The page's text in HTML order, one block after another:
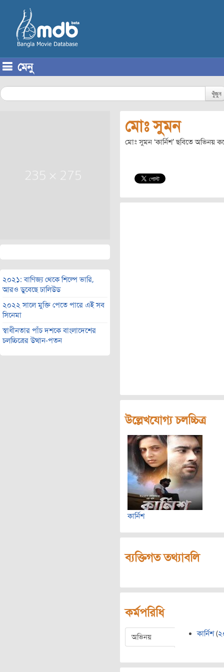
মেনু
খুঁজুন
২০২১: বাণিজ্য থেকে শিল্পে ভারি,
আরও ডুবেছে ঢালিউড
২০২২ সালে মুক্তি পেতে পারে এই সব
সিনেমা
স্বাধীনতার পাঁচ দশকে বাংলাদেশের
চলচ্চিত্রের উত্থান-পতন
মোঃ সুমন
মোঃ সুমন ‘কার্নিশ’ ছবিতে অভিনয়
উল্লেখযোগ্য চলচ্চিত্র
কার্নিশ
ব্যক্তিগত তথ্যাবলি
কর্মপরিধি
অভিনয় কার্নিশ(